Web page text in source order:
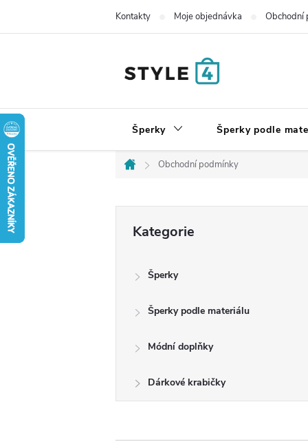
Kontakty Moje objednávka Obchodní
Šperky Šperky podle
Domů
Obchodní podmínky
a
kategorie
Kategorie
Šperky
Šperky podle materiálu
Módní doplňky
Dárkové krabičky